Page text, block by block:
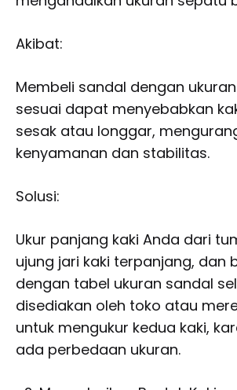
Akibat:
Membeli sandal dengan
sesuai dapat menyebabkan
sesak atau longgar,
kenyamanan dan stabilitas.
Solusi:
Ukur panjang kaki Anda dari
ujung jari kaki terpanjang, dan
dengan tabel ukuran sandal
disediakan oleh toko atau
untuk mengukur kedua kaki,
ada perbedaan ukuran.